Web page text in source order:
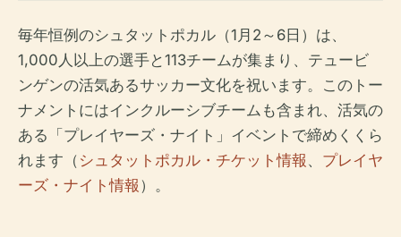
毎年恒例のシュタットポカル（1月2～6日）は、
1,000人以上の選手と113チームが集まり、テュービ
ンゲンの活気あるサッカー文化を祝います。このトー
ナメントにはインクルーシブチームも含まれ、活気の
ある「プレイヤーズ・ナイト」イベントで締めくくら
れます（ シュタットポカル・チケット情報 、 プレイヤ
ーズ・ナイト情報 ）。